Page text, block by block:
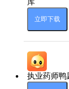
立即下载
执业药师鸭